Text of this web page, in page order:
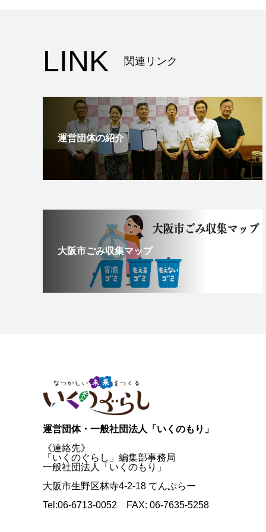
LINK 関連リンク
運営団体の紹介
大阪市ごみ収集マップ
運営団体・一般社団法人「いくのもり」
《連絡先》
「いくのぐらし」編集部事務局
一般社団法人「いくのもり」
大阪市生野区林寺4-2-18 てんぷらー
Tel:06-6713-0052 FAX: 06-7635-5258